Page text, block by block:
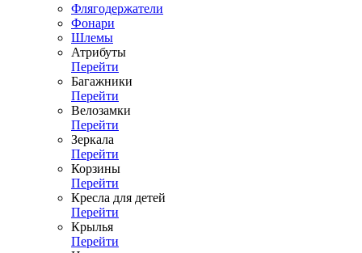
Флягодержатели
Фонари
Шлемы
Атрибуты
Перейти
Багажники
Перейти
Велозамки
Перейти
Зеркала
Перейти
Корзины
Перейти
Кресла для детей
Перейти
Крылья
Перейти